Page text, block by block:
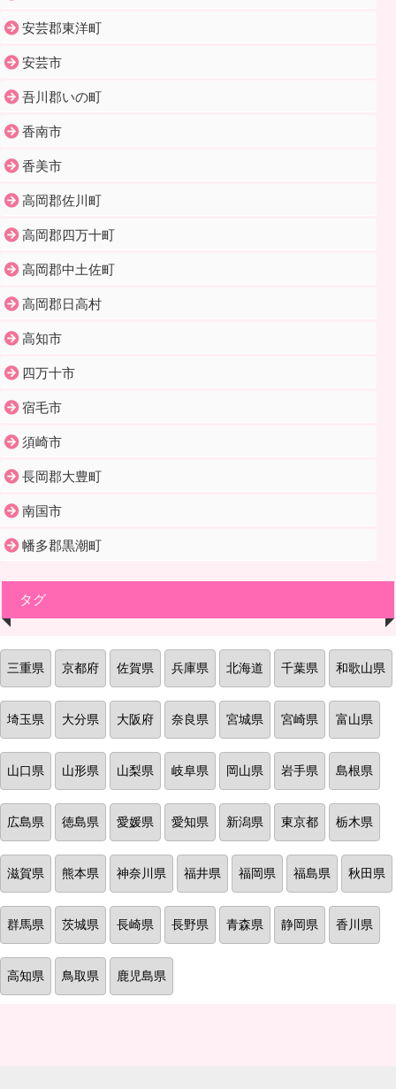
安芸郡東洋町
安芸市
吾川郡いの町
香南市
香美市
高岡郡佐川町
高岡郡四万十町
高岡郡中土佐町
高岡郡日高村
高知市
四万十市
宿毛市
須崎市
長岡郡大豊町
南国市
幡多郡黒潮町
タグ
三重県 京都府 佐賀県 兵庫県 北海道 千葉県 和歌山県
埼玉県 大分県 大阪府 奈良県 宮城県 宮崎県 富山県
山口県 山形県 山梨県 岐阜県 岡山県 岩手県 島根県
広島県 徳島県 愛媛県 愛知県 新潟県 東京都 栃木県
滋賀県 熊本県 神奈川県 福井県 福岡県 福島県 秋田県
群馬県 茨城県 長崎県 長野県 青森県 静岡県 香川県
高知県 鳥取県 鹿児島県